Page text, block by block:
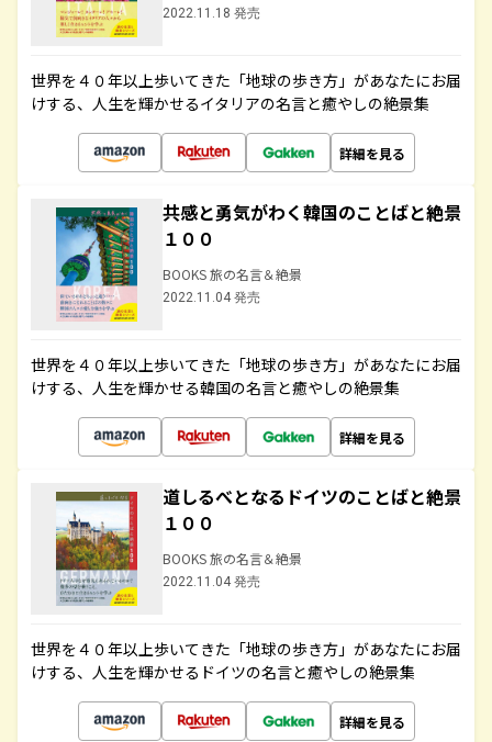
2022.11.18 発売
世界を４０年以上歩いてきた「地球の歩き方」があなたにお届
けする、人生を輝かせるイタリアの名言と癒やしの絶景集
詳細を見る
共感と勇気がわく韓国のことばと絶景
１００
BOOKS 旅の名言＆絶景
2022.11.04 発売
世界を４０年以上歩いてきた「地球の歩き方」があなたにお届
けする、人生を輝かせる韓国の名言と癒やしの絶景集
詳細を見る
道しるべとなるドイツのことばと絶景
１００
BOOKS 旅の名言＆絶景
2022.11.04 発売
世界を４０年以上歩いてきた「地球の歩き方」があなたにお届
けする、人生を輝かせるドイツの名言と癒やしの絶景集
詳細を見る